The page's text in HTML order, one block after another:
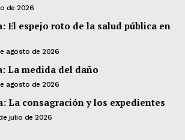
de 2026
El espejo roto de la salud pública en
agosto de 2026
La medida del daño
agosto de 2026
La consagración y los expedientes
julio de 2026